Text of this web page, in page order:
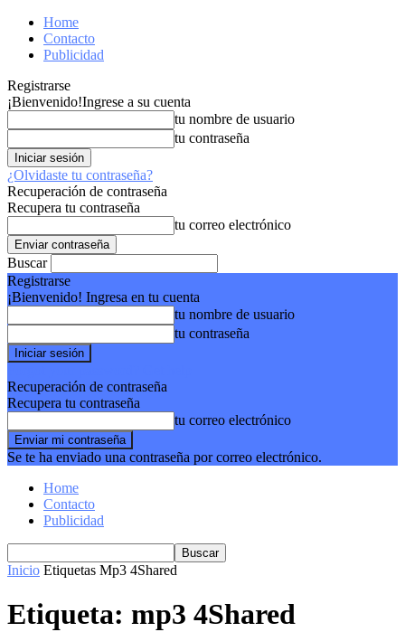
Home
Contacto
Publicidad
Registrarse
¡Bienvenido!Ingrese a su cuenta
tu nombre de usuario
tu contraseña
¿Olvidaste tu contraseña?
Recuperación de contraseña
Recupera tu contraseña
tu correo electrónico
Buscar
Registrarse
¡Bienvenido! Ingresa en tu cuenta
tu nombre de usuario
tu contraseña
Recuperación de contraseña
Recupera tu contraseña
tu correo electrónico
Se te ha enviado una contraseña por correo electrónico.
Home
Contacto
Publicidad
Inicio Etiquetas Mp3 4Shared
Etiqueta: mp3 4Shared